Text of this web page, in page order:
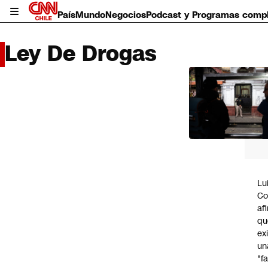
PaísMundoNegociosPodcast y Programas
Ley De Drogas
LO